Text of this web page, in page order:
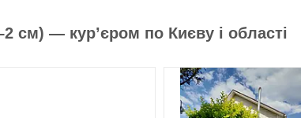
см) — кур’єром по Києву і області